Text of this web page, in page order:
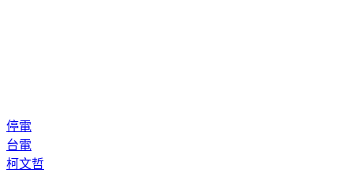
停電
台電
柯文哲